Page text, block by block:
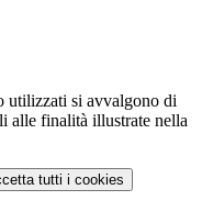
utilizzati si avvalgono di
alle finalità illustrate nella
tutti i cookies